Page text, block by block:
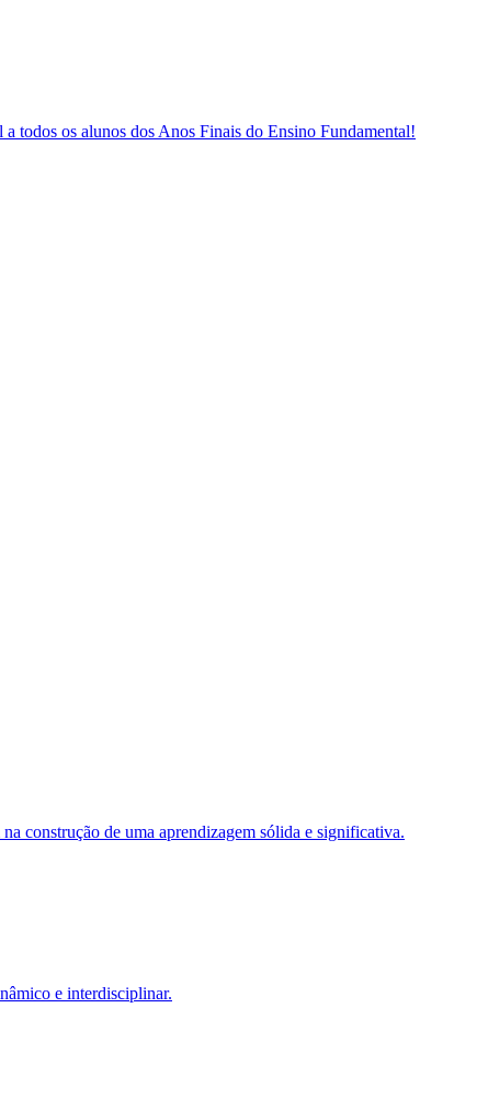
todos os alunos dos Anos Finais do Ensino Fundamental!
construção de uma aprendizagem sólida e significativa.
e interdisciplinar.